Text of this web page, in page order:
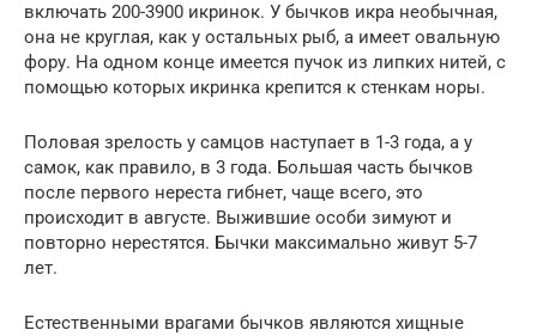
включать 200-3900 икринок. У бычков икра необычная,
она не круглая, как у остальных рыб, а имеет овальную
фору. На одном конце имеется пучок из липких нитей, с
помощью которых икринка крепится к стенкам норы.
Половая зрелость у самцов наступает в 1-3 года, а у
самок, как правило, в 3 года. Большая часть бычков
после первого нереста гибнет, чаще всего, это
происходит в августе. Выжившие особи зимуют и
повторно нерестятся. Бычки максимально живут 5-7
лет.
Естественными врагами бычков являются хищные